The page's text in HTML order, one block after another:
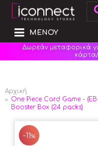
ΜΕΝΟΥ
Δωρεάν μεταφορικά
Αρχική
One Piece Card Game -
Booster Box (24 packs)
-11%